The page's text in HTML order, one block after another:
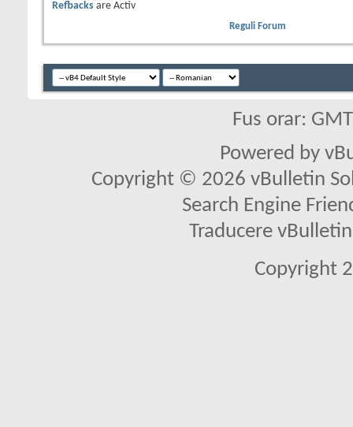
Refbacks are Activ
Reguli Forum
Fus orar:
Powered by
Copyright © 2026 vBulletin
Search Engine
Traducere
Copyright